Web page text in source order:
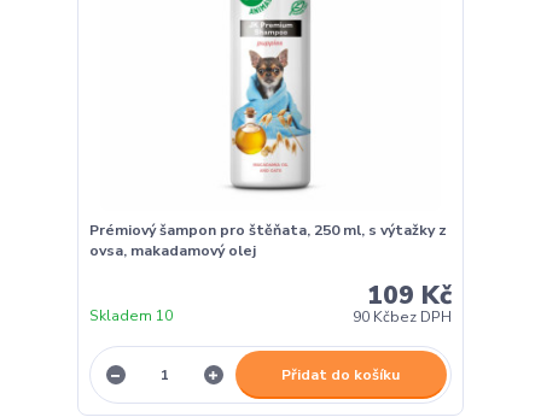
Prémiový šampon pro štěňata, 250 ml, s výtažky z
ovsa, makadamový olej
109 Kč
90 Kčbez DPH
Skladem 10
Přidat do košíku